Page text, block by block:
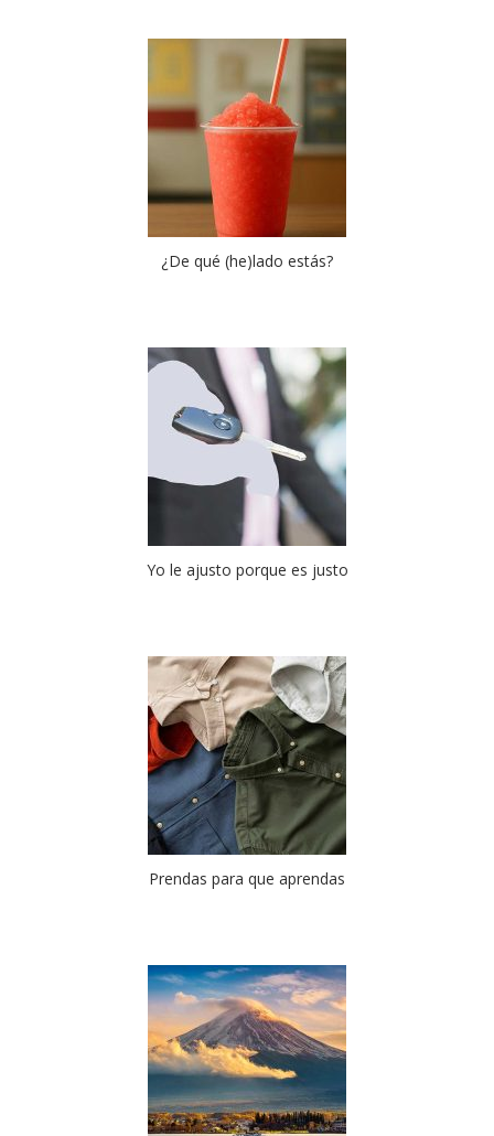
¿De qué (he)lado estás?
Yo le ajusto porque es justo
Prendas para que aprendas